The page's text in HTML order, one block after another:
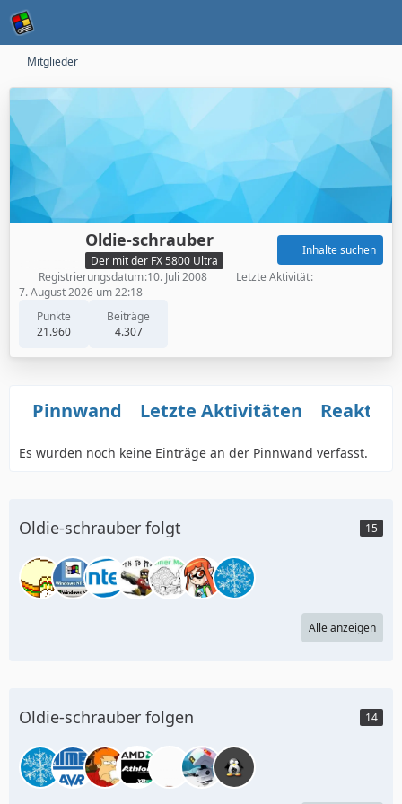
Mitglieder
Oldie-schrauber
Der mit der FX 5800 Ultra
Punkte
21.960
Beiträge
4.307
Inhalte suchen
Registrierungsdatum 10. Juli 2008
Letzte Aktivität
7. August 2026 um 22:18
Pinnwand Letzte Aktivitäten
Es wurden noch keine Einträge an der Pinnwand verfasst.
Oldie-schrauber folgt 15
Alle anzeigen
Oldie-schrauber folgen 14